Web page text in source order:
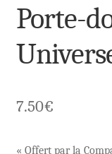
Porte-
7.50€
« Offert par la